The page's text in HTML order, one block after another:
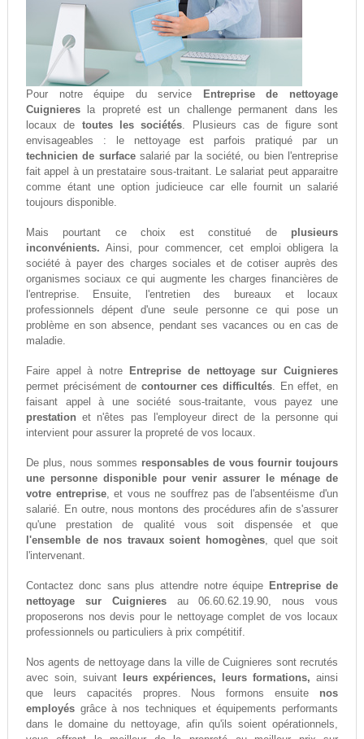
Pour notre équipe du service
Entreprise de nettoyage
Cuignieresla propreté est un challenge permanent dans les
locaux de toutes les sociétés. Plusieurs cas de figure sont
envisageables : le nettoyage est parfois pratiqué par un
technicien de surfacesalarié par la société, ou bien l'entreprise
fait appel à un prestataire sous-traitant. Le salariat peut apparaitre
comme étant une option judicieuce car elle fournit un salarié
toujours disponible.
Mais pourtant ce choix est constitué de plusieurs
inconvénients. Ainsi, pour commencer, cet emploi obligera la
société à payer des charges sociales et de cotiser auprès des
organismes sociaux ce qui augmente les charges financières de
l'entreprise. Ensuite, l'entretien des bureaux et locaux
professionnels dépent d'une seule personne ce qui pose un
problème en son absence, pendant ses vacances ou en cas de
maladie.
Faire appel à notre
Entreprise de nettoyage sur Cuignieres
permet précisément de contourner ces difficultés. En effet, en
faisant appel à une société sous-traitante, vous payez une
prestation et n'êtes pas l'employeur direct de la personne qui
intervient pour assurer la propreté de vos locaux.
De plus, nous sommes responsables de vous fournir toujours
une personne disponible pour venir assurer le ménage de
votre entreprise, et vous ne souffrez pas de l'absentéisme d'un
salarié. En outre, nous montons des procédures afin de s'assurer
qu'une prestation de qualité vous soit dispensée et que
l'ensemble de nos travaux soient homogènes, quel que soit
l'intervenant.
Contactez donc sans plus attendre notre équipe Entreprise de
nettoyage sur Cuignieresau 06.60.62.19.90, nous vous
proposerons nos devis pour le nettoyage complet de vos locaux
professionnels ou particuliers à prix compétitif.
Nos agents de nettoyage dans la ville de Cuignieres sont recrutés
avec soin, suivant
leurs expériences, leurs formations, ainsi
que leurs capacités propres. Nous formons ensuite nos
employésgrâce à nos techniques et équipements performants
dans le domaine du nettoyage, afin qu'ils soient opérationnels,